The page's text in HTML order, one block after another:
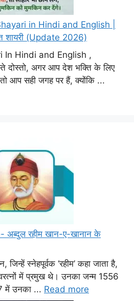
in Hindi and English |
शायरी (Update 2026)
In Hindi and English ,
अगर आप देश भक्ति के लिए
तो आप सही जगह पर हैं, क्योंकि ...
रहीम खान-ए-खानान के
स्नेहपूर्वक ‘रहीम’ कहा जाता है,
में प्रमुख थे। उनका जन्म 1556
में उनका ... Read more